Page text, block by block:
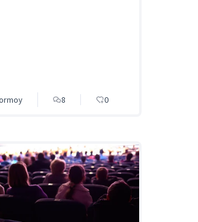
8 0